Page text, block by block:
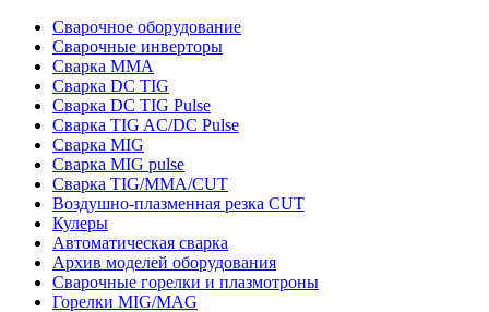
Сварочное оборудование
Сварочные инверторы
Сварка MMA
Сварка DC TIG
Сварка DC TIG Pulse
Сварка TIG AC/DC Pulse
Сварка MIG
Сварка MIG pulse
Сварка TIG/MMA/CUT
Воздушно-плазменная резка CUT
Кулеры
Автоматическая сварка
Архив моделей оборудования
Сварочные горелки и плазмотроны
Горелки MIG/MAG